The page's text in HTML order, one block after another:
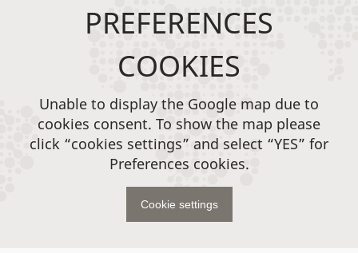
PREFERENCES
COOKIES
Unable to display the Google map due to
cookies consent. To show the map please
click “cookies settings” and select “YES” for
Preferences cookies.
Cookie settings